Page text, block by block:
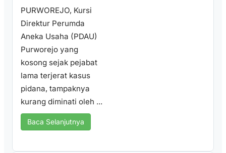
PURWOREJO, Kursi
Direktur Perumda
Aneka Usaha (PDAU)
Purworejo yang
kosong sejak pejabat
lama terjerat kasus
pidana, tampaknya
kurang diminati oleh ...
Baca Selanjutnya